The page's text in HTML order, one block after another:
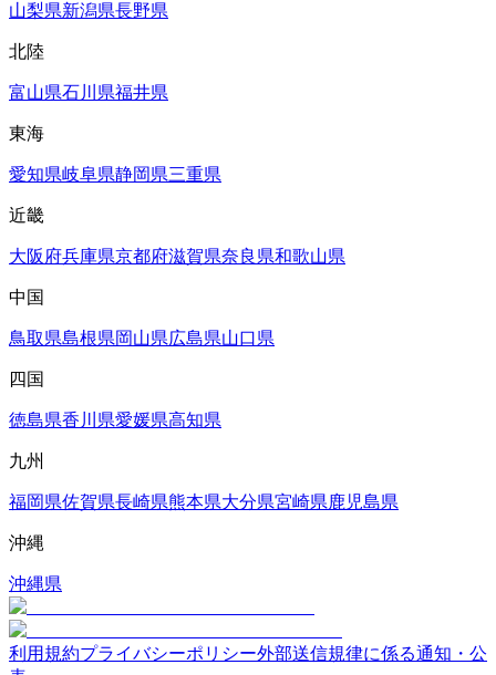
山梨県新潟県長野県
北陸
富山県石川県福井県
東海
愛知県岐阜県静岡県三重県
近畿
大阪府兵庫県京都府滋賀県奈良県和歌山県
中国
鳥取県島根県岡山県広島県山口県
四国
徳島県香川県愛媛県高知県
九州
福岡県佐賀県長崎県熊本県大分県宮崎県鹿児島県
沖縄
沖縄県
利用規約プライバシーポリシー外部送信規律に係る通知・公